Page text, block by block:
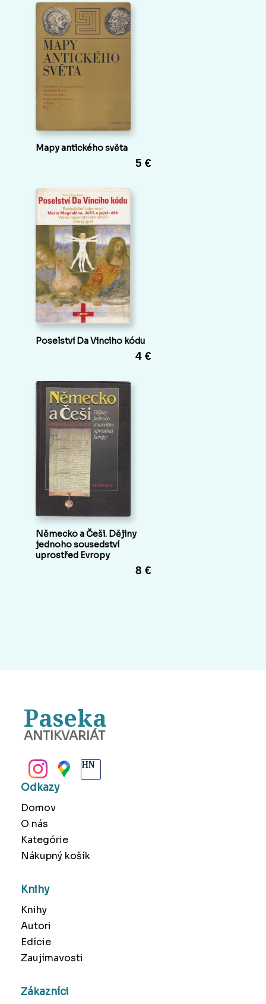
Mapy antického světa
5 €
Poselství Da Vinciho kódu
4 €
Německo a Češi. Dějiny
jednoho sousedství
uprostřed Evropy
8 €
Paseka
ANTIKVARIÁT
Odkazy
Domov
O nás
Kategórie
Nákupný košík
Knihy
Knihy
Autori
Edície
Zaujímavosti
Zákazníci